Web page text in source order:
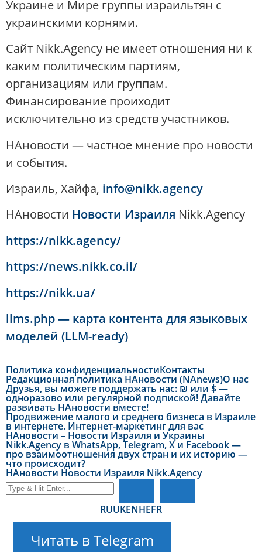
Украине и Мире группы израильтян с
украинскими корнями.
Сайт Nikk.Agency не имеет отношения ни к
каким политическим партиям,
организациям или группам.
Финансирование проиходит
исключительно из средств участников.
НАновости — частное мнение про новости
и события.
Израиль, Хайфа, info@nikk.agency
НАновости Новости Израиля Nikk.Agency
https://nikk.agency/
https://news.nikk.co.il/
https://nikk.ua/
llms.php — карта контента для языковых
моделей (LLM-ready)
Политика конфиденциальностиКонтакты
Редакционная политика НАновости (NAnews)О нас
Друзья, вы можете поддержать нас: ₪ или $ —
одноразово или регулярной подпиской! Давайте
развивать НАновости вместе!
Продвижение малого и среднего бизнеса в Израиле
в интернете. Интернет-маркетинг для вас
НАновости – Новости Израиля и Украины
Nikk.Agency в WhatsApp, Telegram, X и Facebook —
про взаимоотношения двух стран и их историю —
что происходит?
НАновости Новости Израиля Nikk.Agency
RUUKENHEFR
Читать в Telegram